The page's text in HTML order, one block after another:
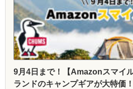
9月4日まで！【Amazonスマイ
ランドのキャンプギアが大特価！